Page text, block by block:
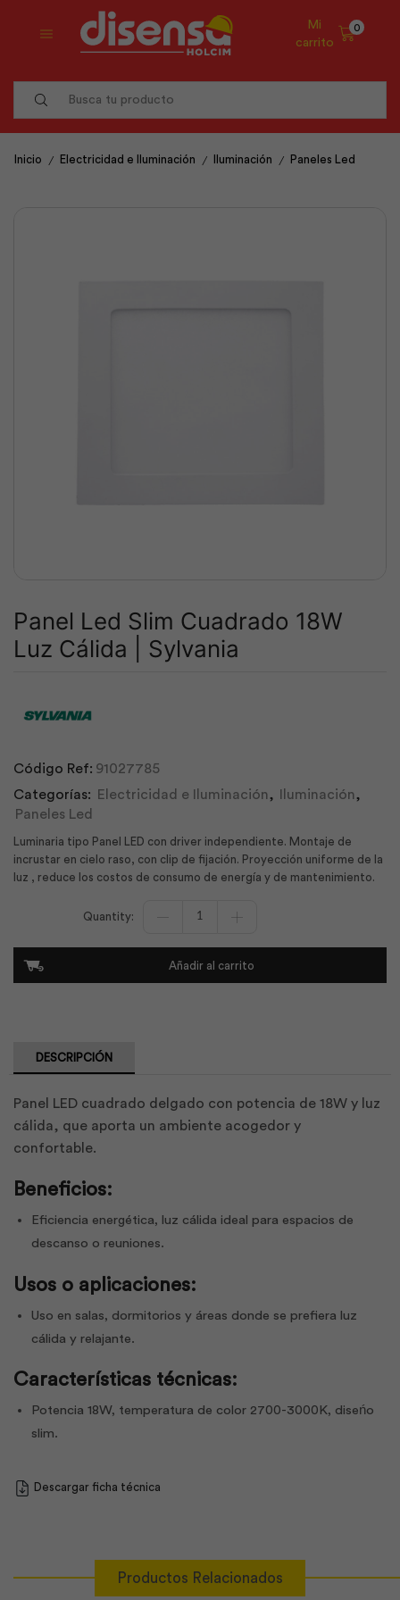
Mi
carrito
0
Inicio / Electricidad e Iluminación / Iluminación / Paneles Led
Panel Led Slim Cuadrado 18W
Luz Cálida | Sylvania
Código Ref: 91027785
Categorías:
Electricidad e Iluminación, Iluminación,
Paneles Led
Luminaria tipo Panel LED con driver independiente. Montaje de
incrustar en cielo raso, con clip de fijación. Proyección uniforme de la
luz , reduce los costos de consumo de energía y de mantenimiento.
Añadir al carrito
DESCRIPCIÓN
Panel LED cuadrado delgado con potencia de 18W y luz
cálida, que aporta un ambiente acogedor y
confortable.
Beneficios:
Eficiencia energética, luz cálida ideal para espacios de
descanso o reuniones.
Usos o aplicaciones:
Uso en salas, dormitorios y áreas donde se prefiera luz
cálida y relajante.
Características técnicas:
Potencia 18W, temperatura de color 2700-3000K, diseńo
slim.
Descargar ficha técnica
Productos Relacionados